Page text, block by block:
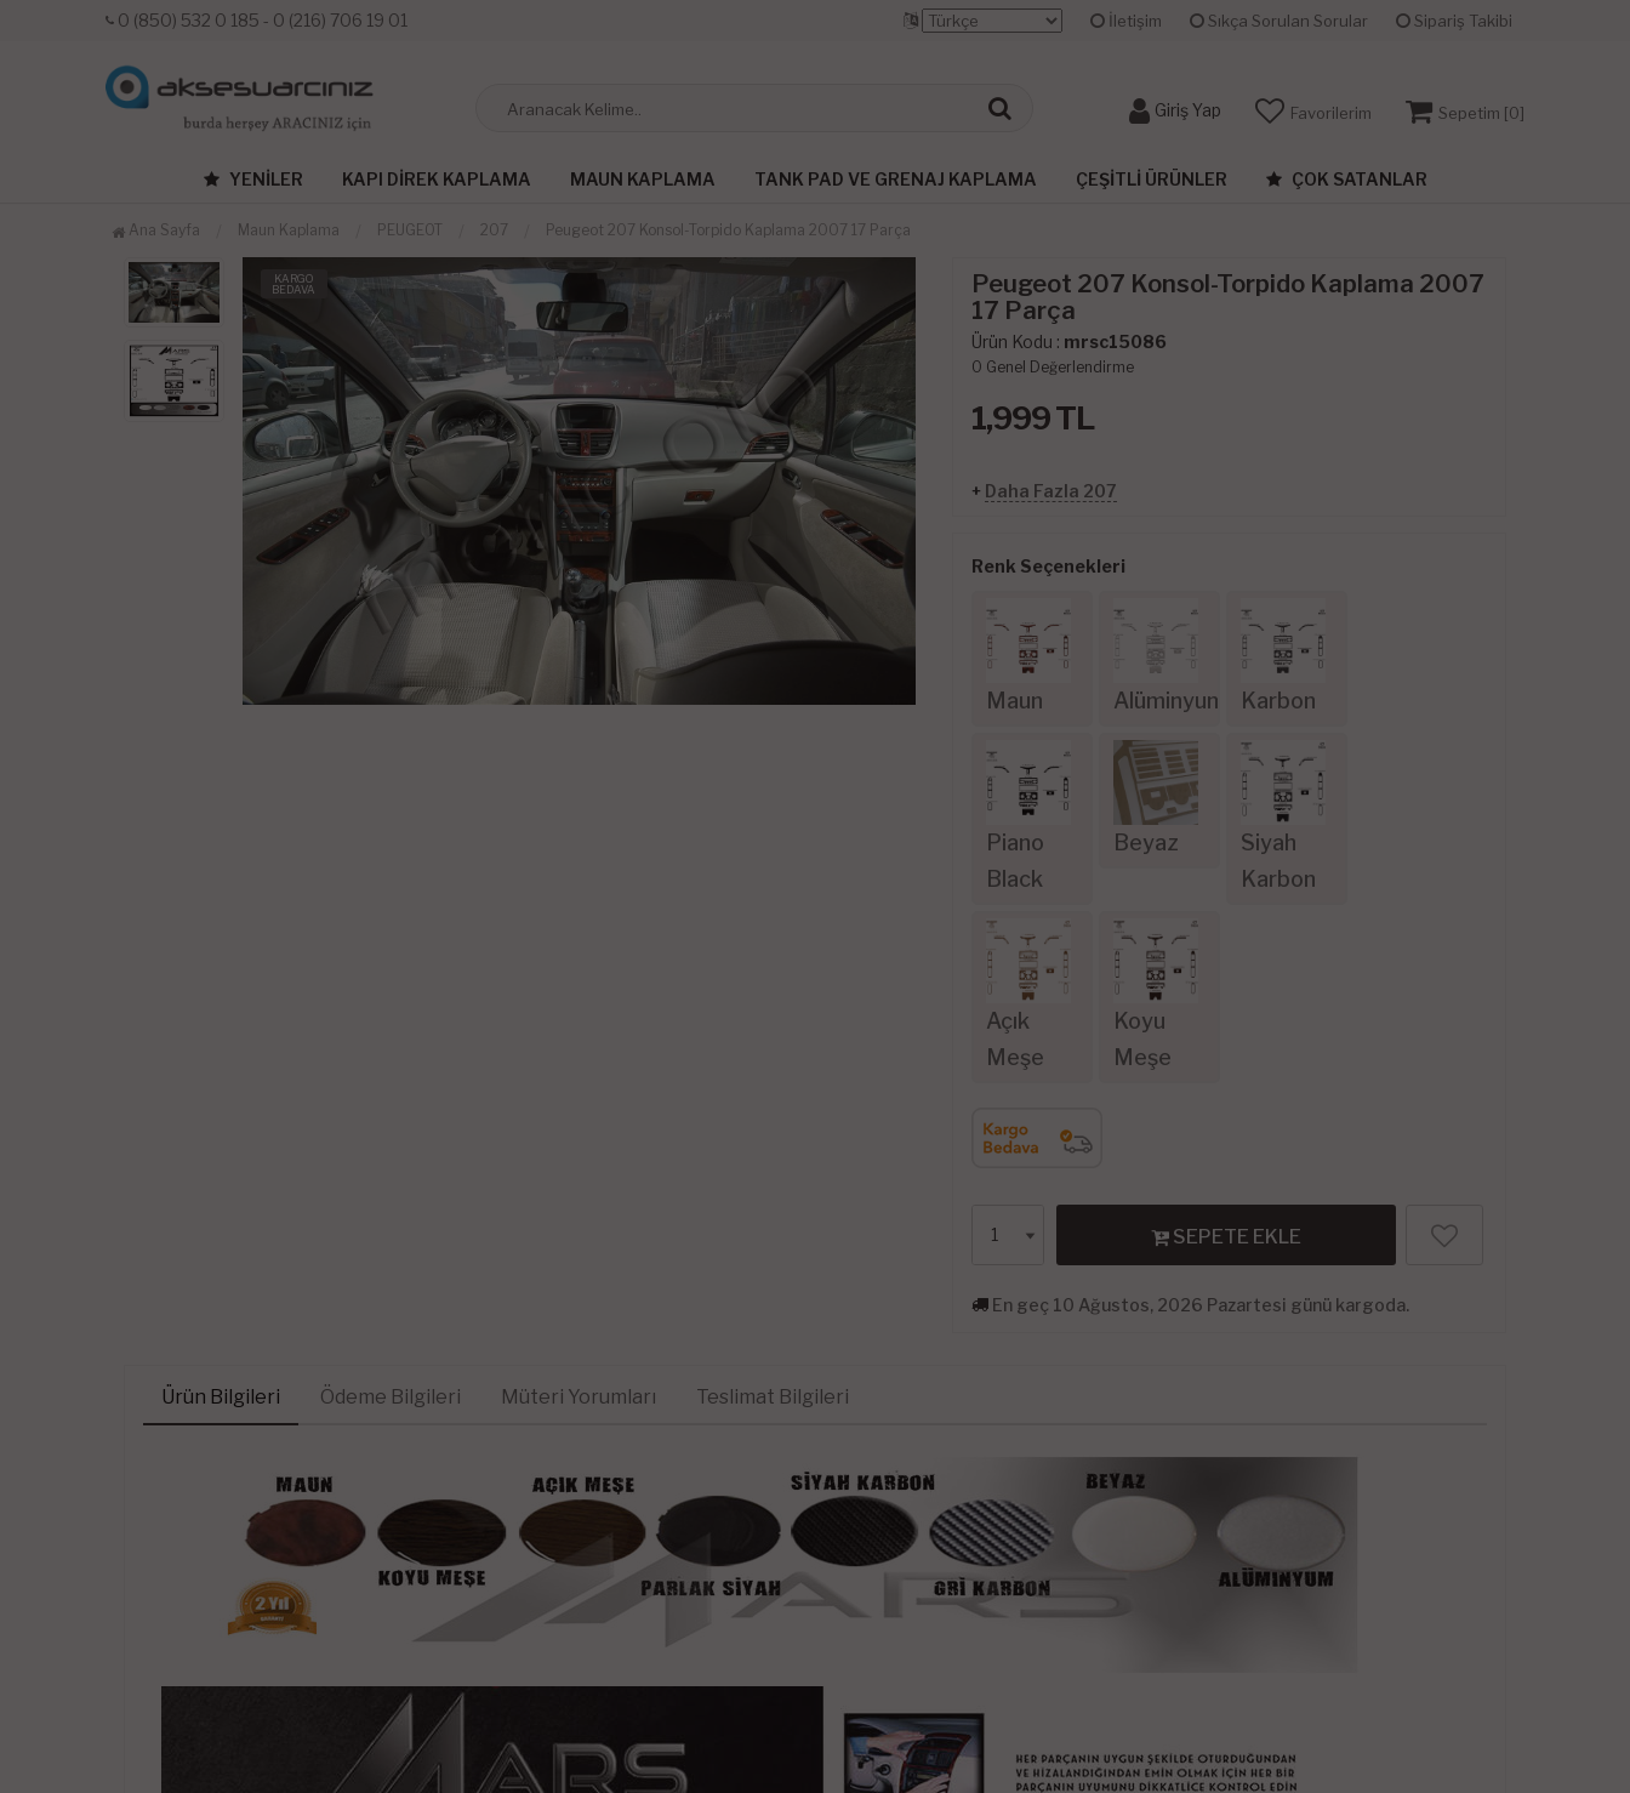
0 (850) 532 0 185 - 0 (216) 706 19 01 İletişim Sıkça Sorulan Sorular Sipariş Takibi
Giriş Yap Favorilerim Sepetim [0]
YENILER KAPI DIREK KAPLAMA MAUN KAPLAMA TANK PAD VE GRENAJ KAPLAMA ÇEŞITLI ÜRÜNLER ÇOK SATANLAR
Ana Sayfa Maun Kaplama PEUGEOT 207 Peugeot 207 Konsol-Torpido Kaplama 2007 17 Parça
KARGO
BEDAVA
Peugeot 207 Konsol-Torpido Kaplama 2007
17 Parça
Ürün Kodu : mrsc15086
0 Genel Değerlendirme
1,999TL
+ Daha Fazla 207
Renk Seçenekleri
Maun Alüminyum Karbon
Piano
Black
Beyaz
Siyah
Karbon
Açık
Meşe
Koyu
Meşe
SEPETE EKLE
En geç 10 Ağustos, 2026 Pazartesi günü kargoda.
Ürün Bilgileri Ödeme Bilgileri Müteri Yorumları Teslimat Bilgileri